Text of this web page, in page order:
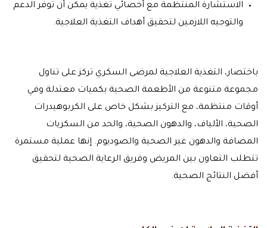
الاستشارة المنتظمة مع أخصائي تغذية يمكن أن توفر الدعم
والتوجيه اللازمين لتحقيق أهداف التغذية العلاجية.
باختصار، التغذية العلاجية لمرضى السكري تركز على تناول
مجموعة متنوعة من الأطعمة الصحية بكميات معتدلة وفي
أوقات منتظمة، مع التركيز بشكل خاص على الكربوهيدرات
الصحية، الألياف، والدهون الصحية، والحد من السكريات
المضافة والدهون غير الصحية والصوديوم. إنها عملية مستمرة
تتطلب التعاون بين المريض وفريق الرعاية الصحية لتحقيق
أفضل النتائج الصحية.